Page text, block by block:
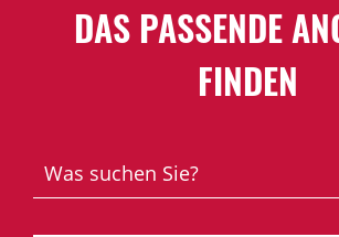
DAS PASSENDE
FINDEN